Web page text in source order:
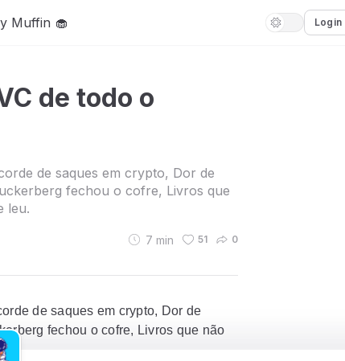
Muffin 🧁 Login
de todo o
de saques em crypto, Dor de
fechou o cofre, Livros que
leu.
7 min 51 0
de saques em crypto, Dor de
fechou o cofre, Livros que não